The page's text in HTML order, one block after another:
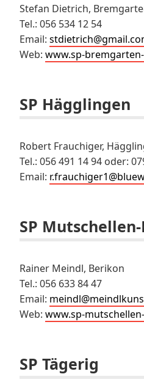
Stefan Dietrich,
Tel.: 056 534 12 54
Email:
Web: www.sp-
SP Hägglingen
Robert Frauchiger,
Tel.: 056 491 14 94 oder:
Email:
SP
Rainer Meindl, Berikon
Tel.: 056 633 84 47
Email:
Web: www.sp-
SP Tägerig